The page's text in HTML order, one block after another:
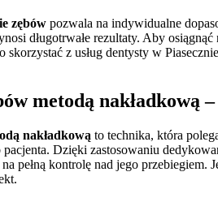
zębów pozwala na indywidualne
długotrwałe rezultaty. Aby
z usług dentysty w
metodą nakładkową
nakładkową to technika, która
Dzięki zastosowaniu
pełną kontrolę nad jego przebiegiem.